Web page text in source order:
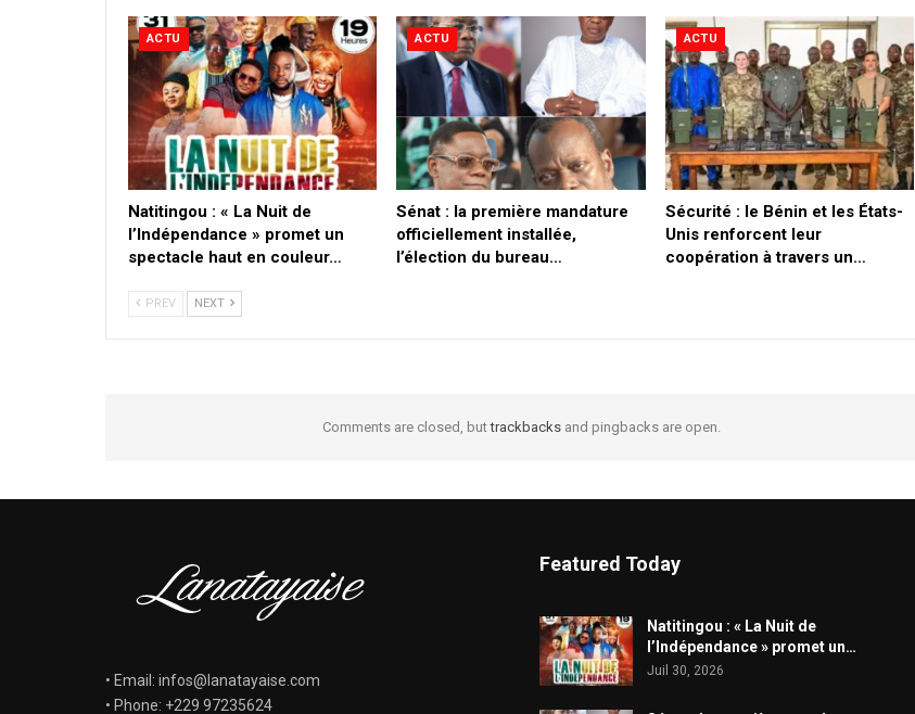
ACTU
​Natitingou : « La Nuit de
l’Indépendance » promet un
spectacle haut en couleur…
ACTU
Sénat : la première mandature
officiellement installée,
l’élection du bureau…
ACTU
Sécurité : le Bénin et les États-
Unis renforcent leur
coopération à travers un…
PREV NEXT
Comments are closed, buttrackbacksand pingbacks are open.
• Email: infos@lanatayaise.com
• Phone: +229 97235624
Featured Today
​Natitingou : « La Nuit de
l’Indépendance » promet un…
Juil 30, 2026